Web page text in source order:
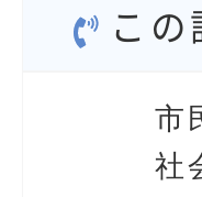
こ
市
社